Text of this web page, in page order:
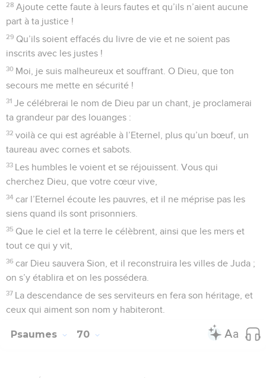
28 Ajoute cette faute à leurs fautes et qu’ils n’aient aucune
part à ta justice !
29 Qu’ils soient effacés du livre de vie et ne soient pas
inscrits avec les justes !
30 Moi, je suis malheureux et souffrant. O Dieu, que ton
secours me mette en sécurité !
31 Je célébrerai le nom de Dieu par un chant, je proclamerai
ta grandeur par des louanges :
32 voilà ce qui est agréable à l’Eternel, plus qu’un bœuf, un
taureau avec cornes et sabots.
33 Les humbles le voient et se réjouissent. Vous qui
cherchez Dieu, que votre cœur vive,
34 car l’Eternel écoute les pauvres, et il ne méprise pas les
siens quand ils sont prisonniers.
35 Que le ciel et la terre le célèbrent, ainsi que les mers et
tout ce qui y vit,
36 car Dieu sauvera Sion, et il reconstruira les villes de Juda ;
on s’y établira et on les possédera.
37 La descendance de ses serviteurs en fera son héritage, et
ceux qui aiment son nom y habiteront.
Psaumes 70